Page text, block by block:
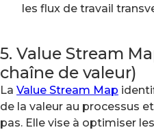
les flux de travail
5. Value Stream
chaîne de valeur)
La Value Stream Map
de la valeur au processus
pas. Elle vise à optimiser